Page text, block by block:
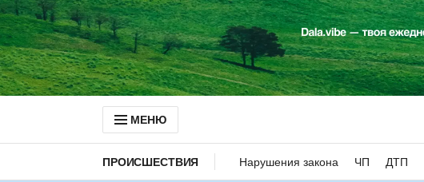
МЕНЮ
ПРОИСШЕСТВИЯ Нарушения закона ЧП ДТП